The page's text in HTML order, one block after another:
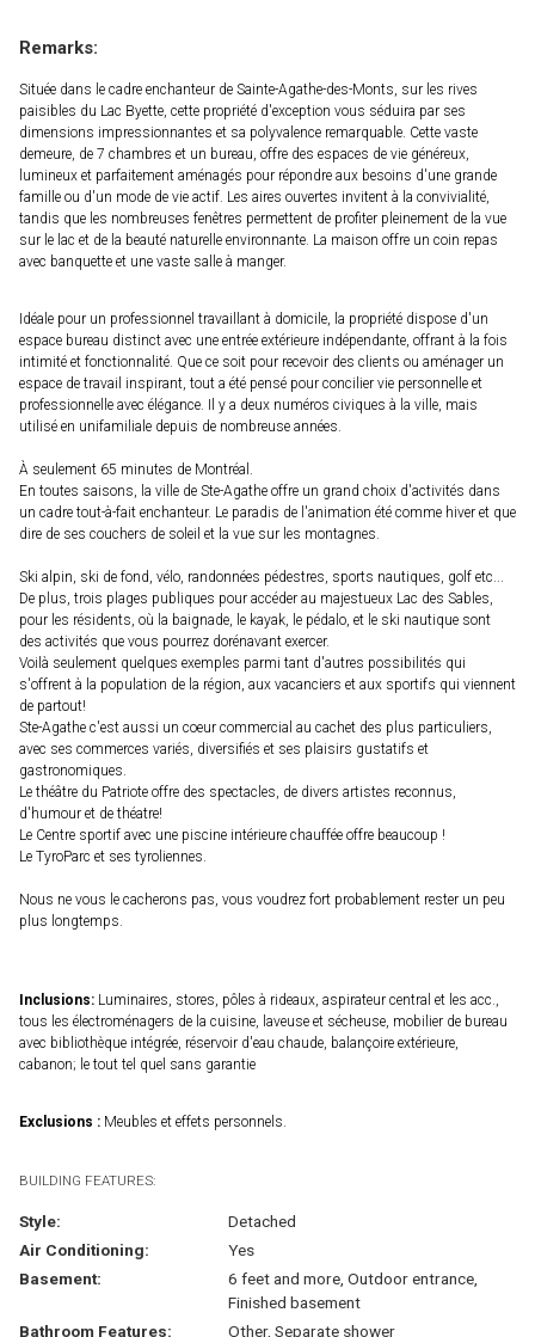
Remarks:
Située dans le cadre enchanteur de Sainte-Agathe-des-Monts, sur les rives
paisibles du Lac Byette, cette propriété d'exception vous séduira par ses
dimensions impressionnantes et sa polyvalence remarquable. Cette vaste
demeure, de 7 chambres et un bureau, offre des espaces de vie généreux,
lumineux et parfaitement aménagés pour répondre aux besoins d'une grande
famille ou d'un mode de vie actif. Les aires ouvertes invitent à la convivialité,
tandis que les nombreuses fenêtres permettent de profiter pleinement de la vue
sur le lac et de la beauté naturelle environnante. La maison offre un coin repas
avec banquette et une vaste salle à manger.
Idéale pour un professionnel travaillant à domicile, la propriété dispose d'un
espace bureau distinct avec une entrée extérieure indépendante, offrant à la fois
intimité et fonctionnalité. Que ce soit pour recevoir des clients ou aménager un
espace de travail inspirant, tout a été pensé pour concilier vie personnelle et
professionnelle avec élégance. Il y a deux numéros civiques à la ville, mais
utilisé en unifamiliale depuis de nombreuse années.
À seulement 65 minutes de Montréal.
En toutes saisons, la ville de Ste-Agathe offre un grand choix d'activités dans
un cadre tout-à-fait enchanteur. Le paradis de l'animation été comme hiver et que
dire de ses couchers de soleil et la vue sur les montagnes.
Ski alpin, ski de fond, vélo, randonnées pédestres, sports nautiques, golf etc...
De plus, trois plages publiques pour accéder au majestueux Lac des Sables,
pour les résidents, où la baignade, le kayak, le pédalo, et le ski nautique sont
des activités que vous pourrez dorénavant exercer.
Voilà seulement quelques exemples parmi tant d'autres possibilités qui
s'offrent à la population de la région, aux vacanciers et aux sportifs qui viennent
de partout!
Ste-Agathe c'est aussi un coeur commercial au cachet des plus particuliers,
avec ses commerces variés, diversifiés et ses plaisirs gustatifs et
gastronomiques.
Le théâtre du Patriote offre des spectacles, de divers artistes reconnus,
d'humour et de théatre!
Le Centre sportif avec une piscine intérieure chauffée offre beaucoup !
Le TyroParc et ses tyroliennes.
Nous ne vous le cacherons pas, vous voudrez fort probablement rester un peu
plus longtemps.
Inclusions: Luminaires, stores, pôles à rideaux, aspirateur central et les acc.,
tous les électroménagers de la cuisine, laveuse et sécheuse, mobilier de bureau
avec bibliothèque intégrée, réservoir d'eau chaude, balançoire extérieure,
cabanon; le tout tel quel sans garantie
Exclusions : Meubles et effets personnels.
BUILDING FEATURES:
Style:
Detached
Air Conditioning:
Yes
Basement:
6 feet and more, Outdoor entrance,
Finished basement
Bathroom Features:
Other, Separate shower